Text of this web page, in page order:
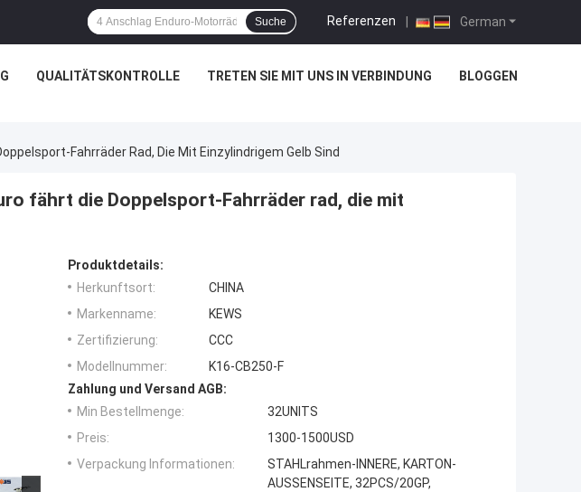
German
Referenzen |
Suche
QUALITÄTSKONTROLLE TRETEN SIE MIT UNS IN VERBINDUNG BLOGGEN
Fahrräder Rad, Die Mit Einzylindrigem Gelb Sind
fährt die Doppelsport-Fahrräder rad, die mit
Produktdetails:
Herkunftsort:
CHINA
Markenname:
KEWS
Zertifizierung:
CCC
Modellnummer:
K16-CB250-F
Zahlung und Versand AGB:
Min Bestellmenge:
32UNITS
Preis:
1300-1500USD
Verpackung Informationen:
STAHLrahmen-INNERE, KARTON-
AUSSENSEITE, 32PCS/20GP,